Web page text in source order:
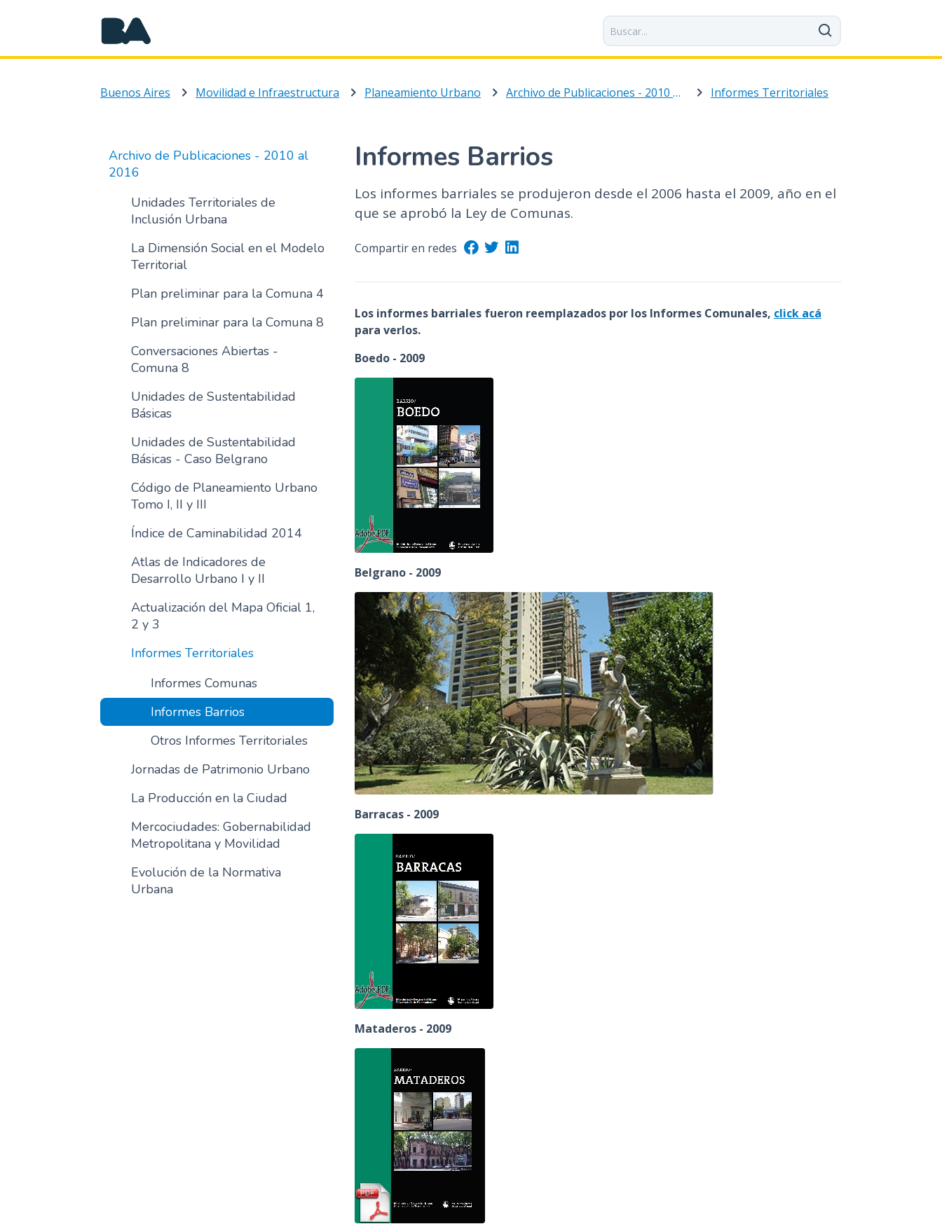
a
a
o
n
e
n
d
p
i
p
Buenos Aires Movilidad e Infraestructura Planeamiento Urbano Archivo de Publicaciones - 2010 al 2016 Informes Territoriales
Archivo de Publicaciones - 2010 al
2016
Unidades Territoriales de
Inclusión Urbana
La Dimensión Social en el Modelo
Territorial
Plan preliminar para la Comuna 4
Plan preliminar para la Comuna 8
Conversaciones Abiertas -
Comuna 8
Unidades de Sustentabilidad
Básicas
Unidades de Sustentabilidad
Básicas - Caso Belgrano
Código de Planeamiento Urbano
Tomo I, II y III
Índice de Caminabilidad 2014
Atlas de Indicadores de
Desarrollo Urbano I y II
Actualización del Mapa Oficial 1,
2 y 3
Informes Territoriales
Informes Comunas
Informes Barrios
Otros Informes Territoriales
Jornadas de Patrimonio Urbano
La Producción en la Ciudad
Mercociudades: Gobernabilidad
Metropolitana y Movilidad
Evolución de la Normativa
Urbana
Informes Barrios
Los informes barriales se produjeron desde el 2006 hasta el 2009, año en el
que se aprobó la Ley de Comunas.
Compartir en redes
Los informes barriales fueron reemplazados por los Informes Comunales, click acá
para verlos.
Boedo - 2009
Belgrano - 2009
Barracas - 2009
Mataderos - 2009